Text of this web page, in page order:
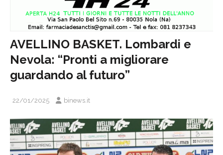
AVELLINO BASKET. Lombardi e
Nevola: “Pronti a migliorare
guardando al futuro”
22/01/2025 binews.it